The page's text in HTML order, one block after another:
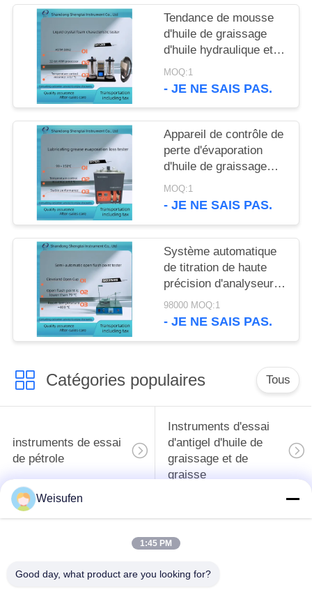
PRIVACY
POLICY
Tendance de mousse
d'huile de graissage
d'huile hydraulique et
appareil de contrôle
ASTM D892 de stabilité
MOQ:1
- JE NE SAIS PAS.
Appareil de contrôle de
perte d'évaporation
d'huile de graissage
d'ASTM D972 à toute
température entre le ℃
MOQ:1
- JE NE SAIS PAS.
Système automatique
de titration de haute
précision d'analyseur
d'azote de ST115C
kjeldahl
98000 MOQ:1
- JE NE SAIS PAS.
Catégories populaires Tous
instruments de essai
de pétrole
Instruments d'essai
d'antigel d'huile de
graissage et de
graisse
Équipement d'essai
transformateur
Weisufen
1:45 PM
Good day, what product are you looking for?